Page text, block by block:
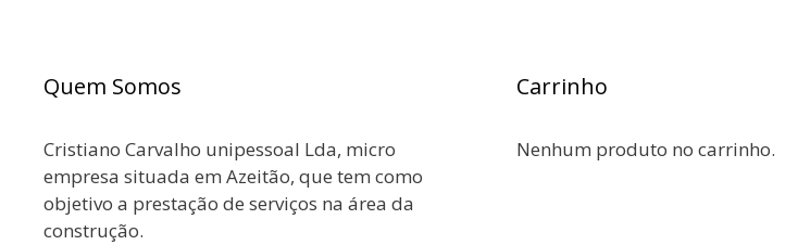
Quem Somos
Cristiano Carvalho unipessoal Lda, micro
empresa situada em Azeitão, que tem como
objetivo a prestação de serviços na área da
construção.
Carrinho
Nenhum produto no carrinho.